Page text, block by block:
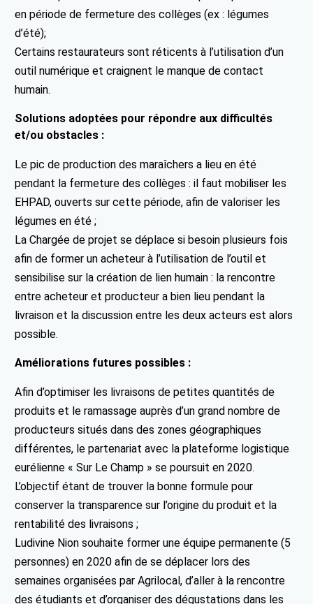
en période de fermeture des collèges (ex : légumes
d’été);
Certains restaurateurs sont réticents à l’utilisation d’un
outil numérique et craignent le manque de contact
humain.
Solutions adoptées pour répondre aux difficultés
et/ou obstacles :
Le pic de production des maraîchers a lieu en été
pendant la fermeture des collèges : il faut mobiliser les
EHPAD, ouverts sur cette période, afin de valoriser les
légumes en été ;
La Chargée de projet se déplace si besoin plusieurs fois
afin de former un acheteur à l’utilisation de l’outil et
sensibilise sur la création de lien humain : la rencontre
entre acheteur et producteur a bien lieu pendant la
livraison et la discussion entre les deux acteurs est alors
possible.
Améliorations futures possibles :
Afin d’optimiser les livraisons de petites quantités de
produits et le ramassage auprès d’un grand nombre de
producteurs situés dans des zones géographiques
différentes, le partenariat avec la plateforme logistique
eurélienne « Sur Le Champ » se poursuit en 2020.
L’objectif étant de trouver la bonne formule pour
conserver la transparence sur l’origine du produit et la
rentabilité des livraisons ;
Ludivine Nion souhaite former une équipe permanente (5
personnes) en 2020 afin de se déplacer lors des
semaines organisées par Agrilocal, d’aller à la rencontre
des étudiants et d’organiser des dégustations dans les